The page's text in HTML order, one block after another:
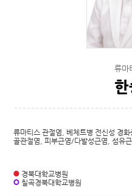
류마
류마티스 관절염, 베체트병 전신성 경
골관절염, 피부근염/다발성근염, 섬유
경북대학교병원
칠곡경북대학교병원